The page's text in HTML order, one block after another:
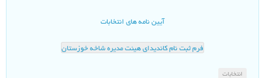
آیین نامه های انتخابات
فرم ثبت نام کاندیدای هیئت مدیره شاخه خوزستان
انتخابات